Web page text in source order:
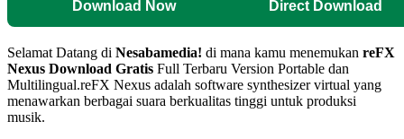
Download Now Direct Download
Selamat Datang di Nesabamedia! di mana kamu menemukan reFX
Nexus Download Gratis Full Terbaru Version Portable dan
Multilingual.reFX Nexus adalah software synthesizer virtual yang
menawarkan berbagai suara berkualitas tinggi untuk produksi
musik.